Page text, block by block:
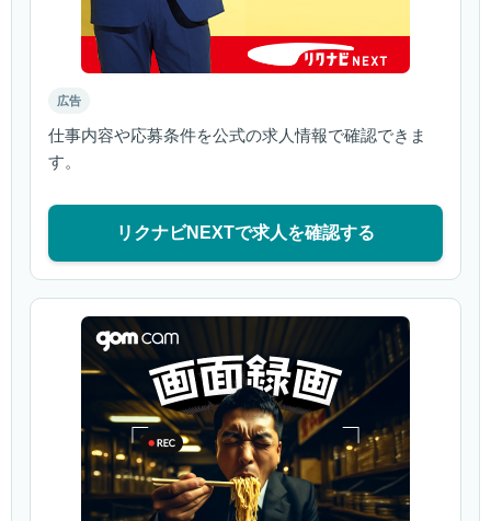
広告
仕事内容や応募条件を公式の求人情報で確認できま
す。
リクナビNEXTで求人を確認する